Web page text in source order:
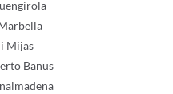
Mijas
Banus